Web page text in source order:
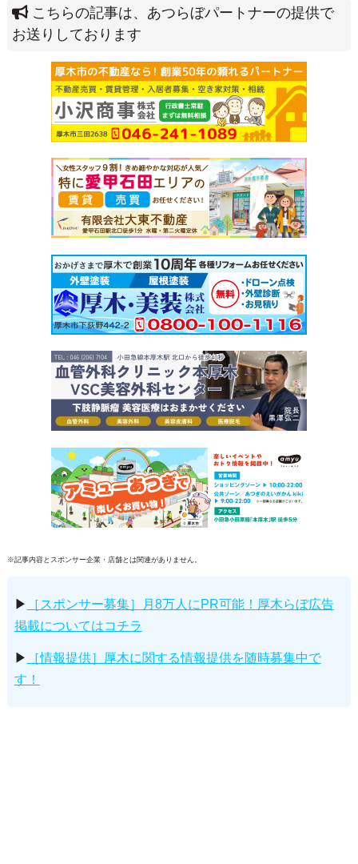
こちらの記事は、あつらぼパートナーの提供で
お送りしております
※記事内容とスポンサー企業・店舗とは関連がありません。
▶
［スポンサー募集］月8万人にPR可能！厚木らぼ広告
掲載についてはコチラ
▶
［情報提供］厚木に関する情報提供を随時募集中で
す！